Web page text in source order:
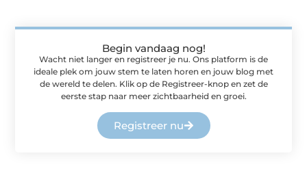
Begin vandaag nog!
Wacht niet langer en registreer je nu. Ons platform is de
ideale plek om jouw stem te laten horen en jouw blog met
de wereld te delen. Klik op de Registreer-knop en zet de
eerste stap naar meer zichtbaarheid en groei.
Registreer nu